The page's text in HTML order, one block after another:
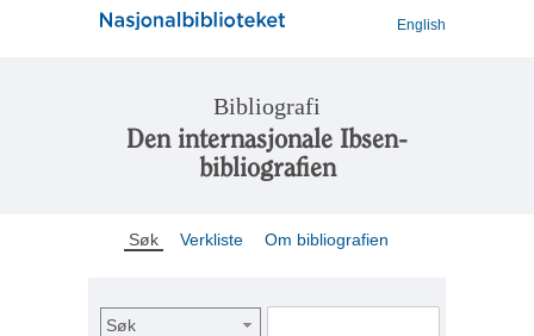
English
Bibliografi
Den internasjonale Ibsen-
bibliografien
Søk Verkliste Om bibliografien
Søk